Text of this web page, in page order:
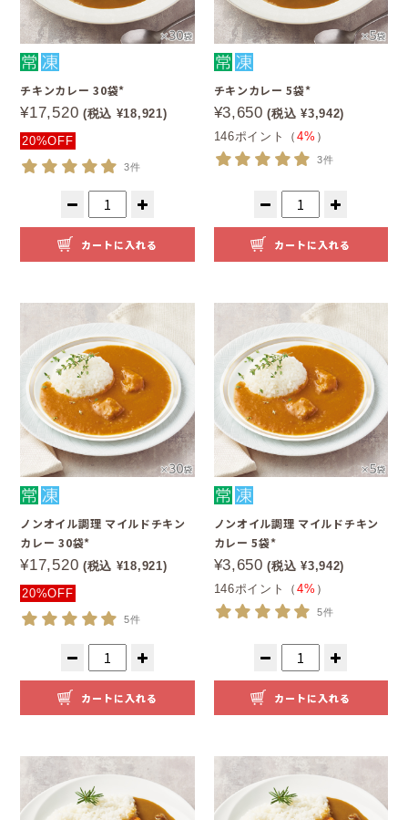
チキンカレー 30袋*
¥17,520 (税込 ¥18,921)
20%OFF
3件
カートに入れる
チキンカレー 5袋*
¥3,650 (税込 ¥3,942)
146ポイント（4% ）
3件
カートに入れる
ノンオイル調理 マイルドチキン
カレー 30袋*
¥17,520 (税込 ¥18,921)
20%OFF
5件
カートに入れる
ノンオイル調理 マイルドチキン
カレー 5袋*
¥3,650 (税込 ¥3,942)
146ポイント（4% ）
5件
カートに入れる